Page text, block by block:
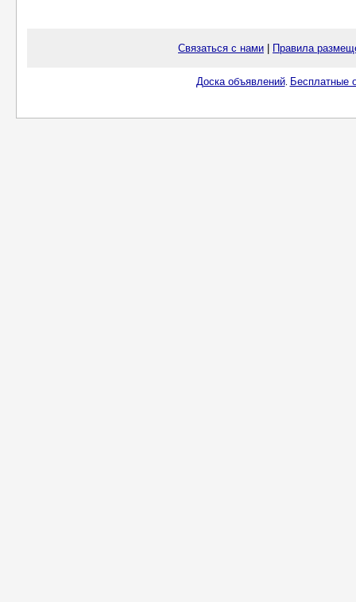
Связаться с нами Правила
Доска объявлений. Бесплатные